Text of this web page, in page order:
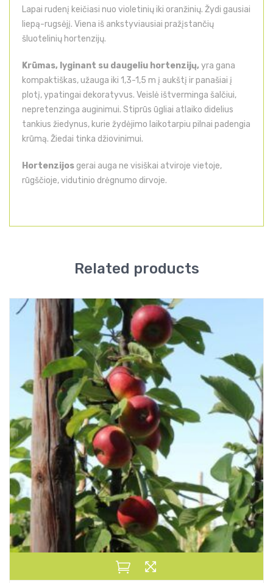
Lapai rudenį keičiasi nuo violetinių iki oranžinių. Žydi gausiai
liepą-rugsėjį. Viena iš ankstyviausiai pražįstančių
šluotelinių hortenzijų.
Krūmas, lyginant su daugeliu hortenzijų, yra gana
kompaktiškas, užauga iki 1,3-1,5 m į aukštį ir panašiai į
plotį, ypatingai dekoratyvus. Veislė ištverminga šalčiui,
nepretenzinga auginimui. Stiprūs ūgliai atlaiko didelius
tankius žiedynus, kurie žydėjimo laikotarpiu pilnai padengia
krūmą. Žiedai tinka džiovinimui.
Hortenzijos gerai auga ne visiškai atviroje vietoje,
rūgščioje, vidutinio drėgnumo dirvoje.
Related products